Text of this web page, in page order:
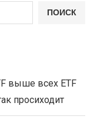
ПОИСК
выше всех ETF
просиходит